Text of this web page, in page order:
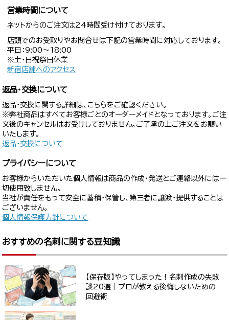
営業時間について
ネットからのご注文は24時間受け付けております。
店頭でのお受取りやお問合せは下記の営業時間に対応しております。
平日：9:00〜18:00
※土・日祝祭日休業
新宿店舗へのアクセス
返品・交換について
返品・交換に関する詳細は、こちらをご確認ください。
※弊社商品はすべてお客様ごとのオーダーメイドとなっております。ご注
文後のキャンセルはお受けしておりません。ご了承の上ご注文をお願い
いたします。
返品・交換について
プライバシーについて
お客様からいただいた個人情報は商品の作成・発送とご連絡以外には一
切使用致しません。
当社が責任をもって安全に蓄積・保管し、第三者に譲渡・提供することは
ございません。
個人情報保護方針について
おすすめの名刺に関する豆知識
【保存版】やってしまった！名刺作成の失敗
談20選｜プロが教える後悔しないための
回避術